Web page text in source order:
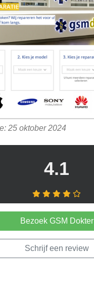
25 oktober 2024
4.1
Bezoek GSM Dokter
Schrijf een review